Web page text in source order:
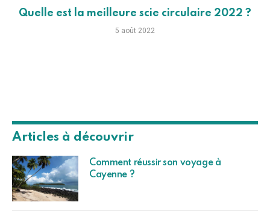
Quelle est la meilleure scie circulaire 2022 ?
5 août 2022
Articles à découvrir
Comment réussir son voyage à
Cayenne ?